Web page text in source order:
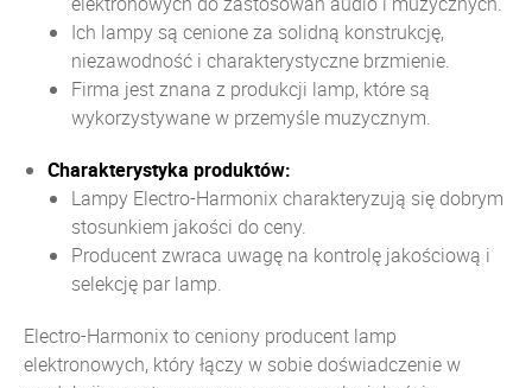
Ich lampy są cenione za solidną konstrukcję,
niezawodność i charakterystyczne brzmienie.
Firma jest znana z produkcji lamp, które są
wykorzystywane w przemyśle muzycznym.
Charakterystyka produktów:
Lampy Electro-Harmonix charakteryzują się dobrym
stosunkiem jakości do ceny.
Producent zwraca uwagę na kontrolę jakościową i
selekcję par lamp.
Electro-Harmonix to ceniony producent lamp
elektronowych, który łączy w sobie doświadczenie w